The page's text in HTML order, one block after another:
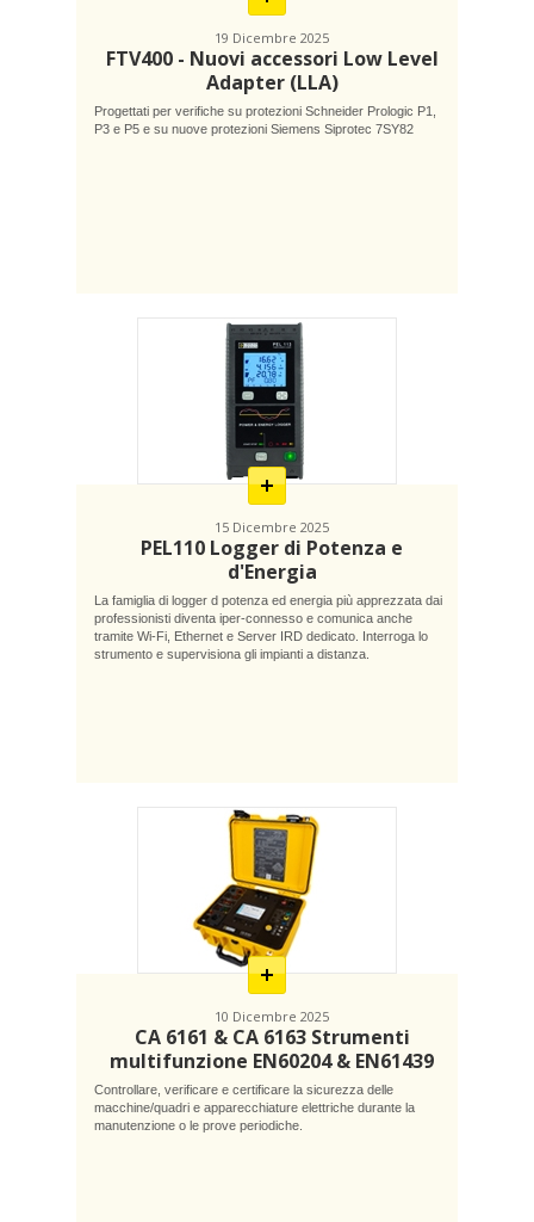
19 Dicembre 2025
FTV400 - Nuovi accessori Low Level
Adapter (LLA)
Progettati per verifiche su protezioni Schneider Prologic P1,
P3 e P5 e su nuove protezioni Siemens Siprotec 7SY82
En
savoir
plus
15 Dicembre 2025
PEL110 Logger di Potenza e
d'Energia
La famiglia di logger d potenza ed energia più apprezzata dai
professionisti diventa iper-connesso e comunica anche
tramite Wi-Fi, Ethernet e Server IRD dedicato. Interroga lo
strumento e supervisiona gli impianti a distanza.
En
savoir
plus
10 Dicembre 2025
CA 6161 & CA 6163 Strumenti
multifunzione EN60204 & EN61439
Controllare, verificare e certificare la sicurezza delle
macchine/quadri e apparecchiature elettriche durante la
manutenzione o le prove periodiche.